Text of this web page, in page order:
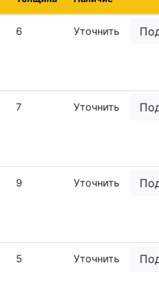
6 Уточнить
7 Уточнить
9 Уточнить
5 Уточнить